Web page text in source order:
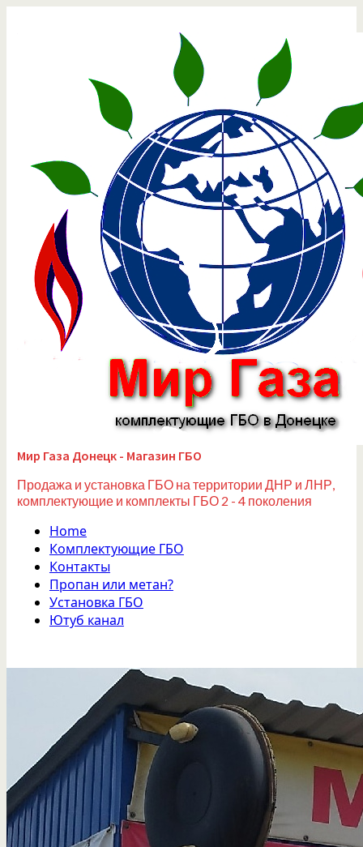
Мир Газа Донецк - Магазин ГБО
Продажа и установка ГБО на территории ДНР и ЛНР,
комплектующие и комплекты ГБО 2 - 4 поколения
Home
Комплектующие ГБО
Контакты
Пропан или метан?
Установка ГБО
Ютуб канал